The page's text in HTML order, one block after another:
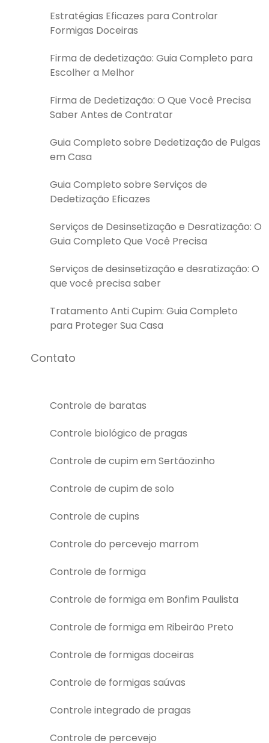
Estratégias Eficazes para Controlar
Formigas Doceiras
Firma de dedetização: Guia Completo para
Escolher a Melhor
Firma de Dedetização: O Que Você Precisa
Saber Antes de Contratar
Guia Completo sobre Dedetização de Pulgas
em Casa
Guia Completo sobre Serviços de
Dedetização Eficazes
Serviços de Desinsetização e Desratização: O
Guia Completo Que Você Precisa
Serviços de desinsetização e desratização: O
que você precisa saber
Tratamento Anti Cupim: Guia Completo
para Proteger Sua Casa
Contato
Controle de baratas
Controle biológico de pragas
Controle de cupim em Sertãozinho
Controle de cupim de solo
Controle de cupins
Controle do percevejo marrom
Controle de formiga
Controle de formiga em Bonfim Paulista
Controle de formiga em Ribeirão Preto
Controle de formigas doceiras
Controle de formigas saúvas
Controle integrado de pragas
Controle de percevejo